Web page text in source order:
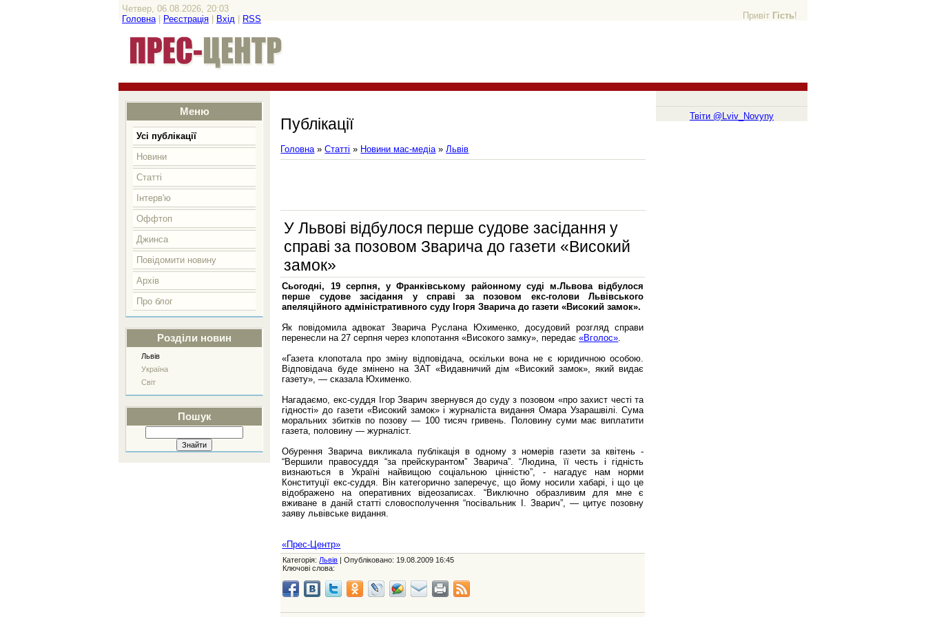
Привіт Гість!
Четвер, 06.08.2026, 20:03
Головна| Реєстрація Вхід RSS
Меню
Усі публікації
Новини
Статті
Інтерв'ю
Оффтоп
Джинса
Повідомити новину
Архів
Про блог
Розділи новин
Львів
Україна
Світ
Пошук
Твіти @Lviv_Novyny
Публікації
Головна»Статті » Новини мас-медіа»Львів
У Львові відбулося перше судове засідання у
справі за позовом Зварича до газети «Високий
замок»
Сьогодні, 19 серпня, у Франківському районному суді м.Львова відбулося
перше судове засідання у справі за позовом екс-голови Львівського
апеляційного адміністративного суду Ігоря Зварича до газети «Високий замок».
Як повідомила адвокат Зварича Руслана Юхименко, досудовий розгляд справи
перенесли на 27 серпня через клопотання «Високого замку», передає«Вголос»
«Газета клопотала про зміну відповідача, оскільки вона не є юридичною особою.
Відповідача буде змінено на ЗАТ «Видавничий дім «Високий замок», який видає
газету», — сказала Юхименко.
Нагадаємо, екс-суддя Ігор Зварич звернувся до суду з позовом «про захист честі та
гідності» до газети «Високий замок» і журналіста видання Омара Узарашвілі. Сума
моральних збитків по позову — 100 тисяч гривень. Половину суми має виплатити
газета, половину — журналіст.
Обурення Зварича викликала публікація в одному з номерів газети за квітень -
“Вершили правосуддя “за прейскурантом” Зварича”. “Людина, її честь і гідність
визнаються в Україні найвищою соціальною цінністю”, - нагадує нам норми
Конституції екс-суддя. Він категорично заперечує, що йому носили хабарі, і що це
відображено на оперативних відеозаписах. “Виключно образливим для мне є
вживане в даній статті словосполучення “посівальник І. Зварич”, — цитує позовну
заяву львівське видання.
«Прес-Центр»
Категорія: Львів | Опубліковано: 19.08.2009 16:45
Ключові слова: